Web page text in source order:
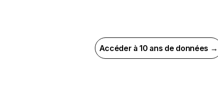
Accéder à 10 ans de données →